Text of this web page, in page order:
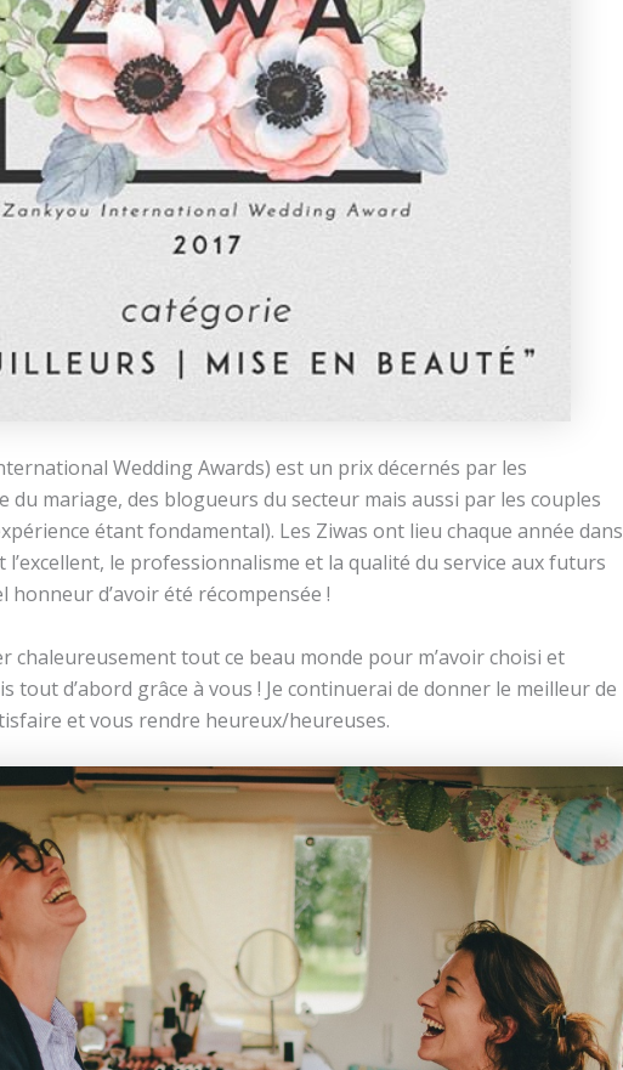
Wedding Awards) est un prix décernés par les
du mariage, des blogueurs du secteur mais aussi par les couples
étant fondamental). Les Ziwas ont lieu chaque année dans
l’excellent, le professionnalisme et la qualité du service aux futurs
honneur d’avoir été récompensée !
chaleureusement tout ce beau monde pour m’avoir choisi et
tout d’abord grâce à vous ! Je continuerai de donner le meilleur de
et vous rendre heureux/heureuses.